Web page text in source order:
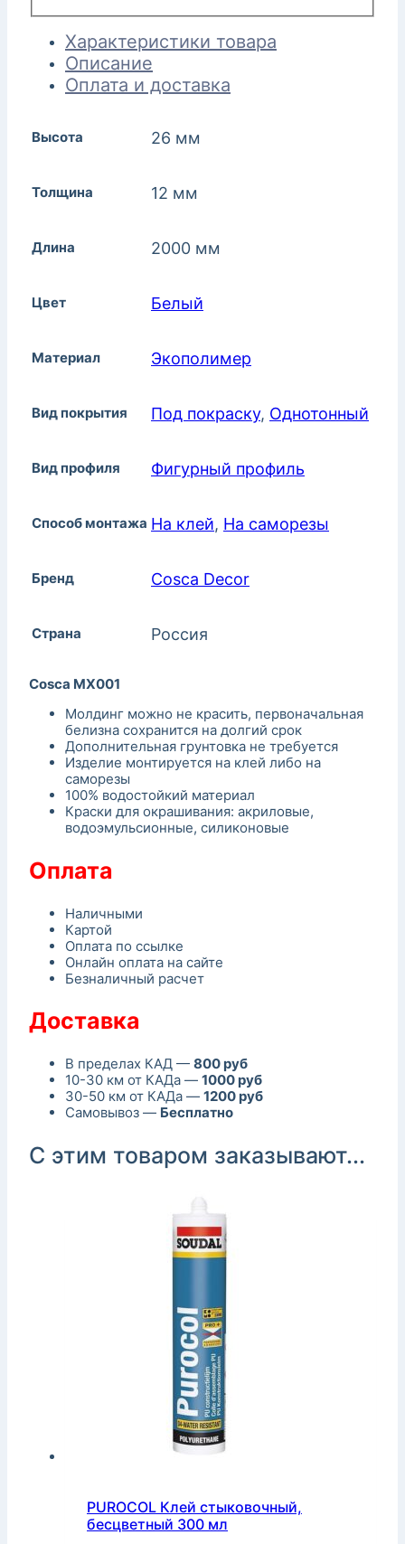
Характеристики товара
Описание
Оплата и доставка
Высота 26 мм
Толщина 12 мм
Длина 2000 мм
Цвет Белый
Материал Экополимер
Вид покрытия Под покраску, Однотонный
Вид профиля Фигурный профиль
Способ монтажа На клей, На саморезы
Бренд Cosca Decor
Страна Россия
Cosca MX001
Молдинг можно не красить, первоначальная
белизна сохранится на долгий срок
Дополнительная грунтовка не требуется
Изделие монтируется на клей либо на
саморезы
100% водостойкий материал
Краски для окрашивания: акриловые,
водоэмульсионные, силиконовые
Оплата
Наличными
Картой
Оплата по ссылке
Онлайн оплата на сайте
Безналичный расчет
Доставка
В пределах КАД — 800 руб
10-30 км от КАДа — 1000 руб
30-50 км от КАДа — 1200 руб
Самовывоз — Бесплатно
С этим товаром заказывают...
PUROCOL Клей стыковочный,
бесцветный 300 мл